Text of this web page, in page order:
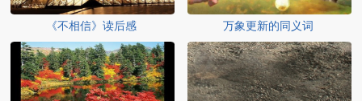
《不相信》读后感 万象更新的同义词